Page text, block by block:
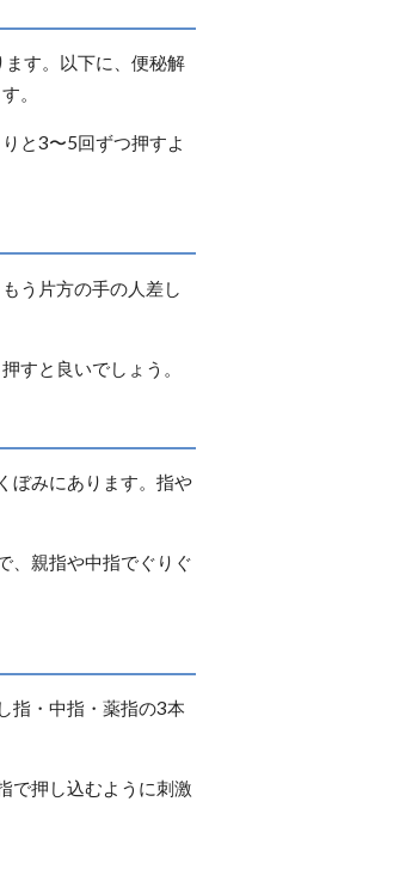
す。以下に、便秘解
。
と3〜5回ずつ押すよ
う片方の手の人差し
すと良いでしょう。
ぼみにあります。指や
、親指や中指でぐりぐ
指・中指・薬指の3本
で押し込むように刺激